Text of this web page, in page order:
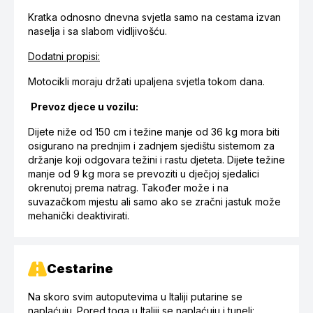
Kratka odnosno dnevna svjetla samo na cestama izvan
naselja i sa slabom vidljivošću.
Dodatni propisi:
Motocikli moraju držati upaljena svjetla tokom dana.
Prevoz djece u vozilu:
Dijete niže od 150 cm i težine manje od 36 kg mora biti
osigurano na prednjim i zadnjem sjedištu sistemom za
držanje koji odgovara težini i rastu djeteta. Dijete težine
manje od 9 kg mora se prevoziti u dječjoj sjedalici
okrenutoj prema natrag. Također može i na
suvazačkom mjestu ali samo ako se zračni jastuk može
mehanički deaktivirati.
Cestarine
Na skoro svim autoputevima u Italiji putarine se